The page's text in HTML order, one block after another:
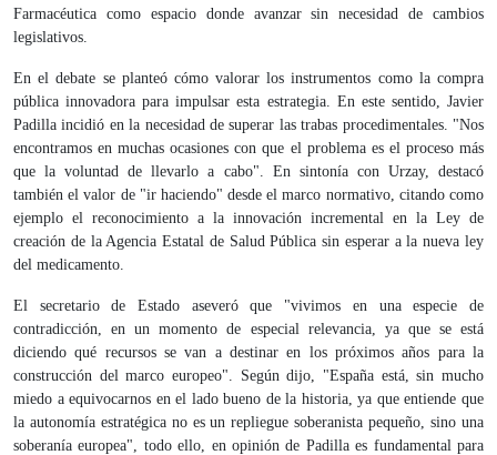
Farmacéutica como espacio donde avanzar sin necesidad de cambios
legislativos.
En el debate se planteó cómo valorar los instrumentos como la compra
pública innovadora para impulsar esta estrategia. En este sentido, Javier
Padilla incidió en la necesidad de superar las trabas procedimentales. "Nos
encontramos en muchas ocasiones con que el problema es el proceso más
que la voluntad de llevarlo a cabo". En sintonía con Urzay, destacó
también el valor de "ir haciendo" desde el marco normativo, citando como
ejemplo el reconocimiento a la innovación incremental en la Ley de
creación de la Agencia Estatal de Salud Pública sin esperar a la nueva ley
del medicamento.
El secretario de Estado aseveró que "vivimos en una especie de
contradicción, en un momento de especial relevancia, ya que se está
diciendo qué recursos se van a destinar en los próximos años para la
construcción del marco europeo". Según dijo, "España está, sin mucho
miedo a equivocarnos en el lado bueno de la historia, ya que entiende que
la autonomía estratégica no es un repliegue soberanista pequeño, sino una
soberanía europea", todo ello, en opinión de Padilla es fundamental para